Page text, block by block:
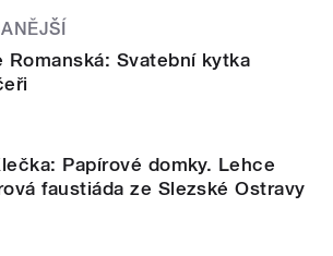
Romanská: Svatební kytka
Papírové domky. Lehce
faustiáda ze Slezské Ostravy